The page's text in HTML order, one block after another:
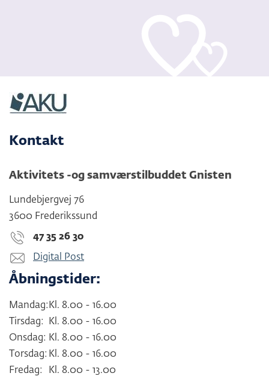
Kontakt
Aktivitets -og samværstilbuddet Gnisten
Lundebjergvej 76
3600 Frederikssund
47 35 26 30
Digital Post
Åbningstider:
Mandag: Kl. 8.00 - 16.00
Tirsdag:
Kl. 8.00 - 16.00
Onsdag: Kl. 8.00 - 16.00
Torsdag: Kl. 8.00 - 16.00
Fredag:
Kl. 8.00 - 13.00